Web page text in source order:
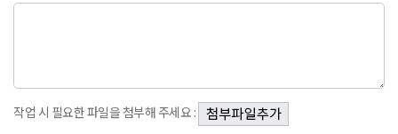
작업 시 필요한 파일을 첨부해 주세요 :